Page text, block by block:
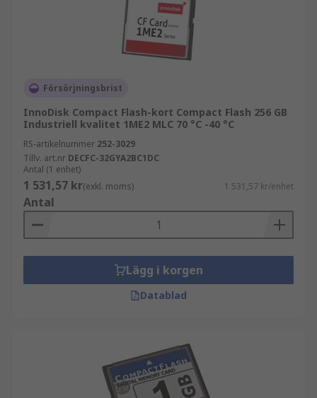
Detta är kortets läshastighet
UDMA 7 CompactFlash-kort är de snabbaste. De
flesta kompakta flashkameror och läsare stöder
kort med denna klassificering
Storleken, hastigheten och UDMA-
klassificeringen finns alla på kortets framsida
Försörjningsbrist
InnoDisk Compact Flash-kort Compact Flash 256 GB
Industriell kvalitet 1ME2 MLC 70 °C -40 °C
RS-artikelnummer 252-3029
Tillv. art.nr DECFC-32GYA2BC1DC
Antal (1 enhet)
1 531,57 kr(exkl. moms) 1 531,57 kr/enhet
Antal
Lägg i korgen
Datablad